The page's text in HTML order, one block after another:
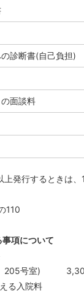
診断書(自己負担)
面談料
発行するときは
110
項について
205号室) 3,300
る入院料